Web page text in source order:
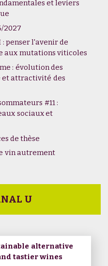
et leviers
2027
: penser l'avenir de
aux mutations viticoles
: évolution des
et attractivité des
#11 :
sociaux et
de thèse
vin autrement
U
alternative
tastier wines